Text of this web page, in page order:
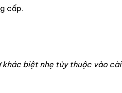
cấp.
biệt nhẹ tùy thuộc vào